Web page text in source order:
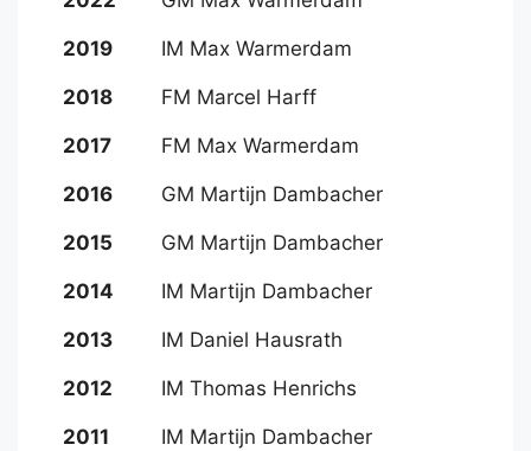
2019 IM Max Warmerdam
2018 FM Marcel Harff
2017 FM Max Warmerdam
2016 GM Martijn Dambacher
2015 GM Martijn Dambacher
2014 IM Martijn Dambacher
2013 IM Daniel Hausrath
2012 IM Thomas Henrichs
2011 IM Martijn Dambacher